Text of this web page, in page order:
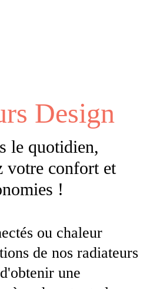
Design
le quotidien,
votre confort et
!
ou chaleur
de nos radiateurs
une